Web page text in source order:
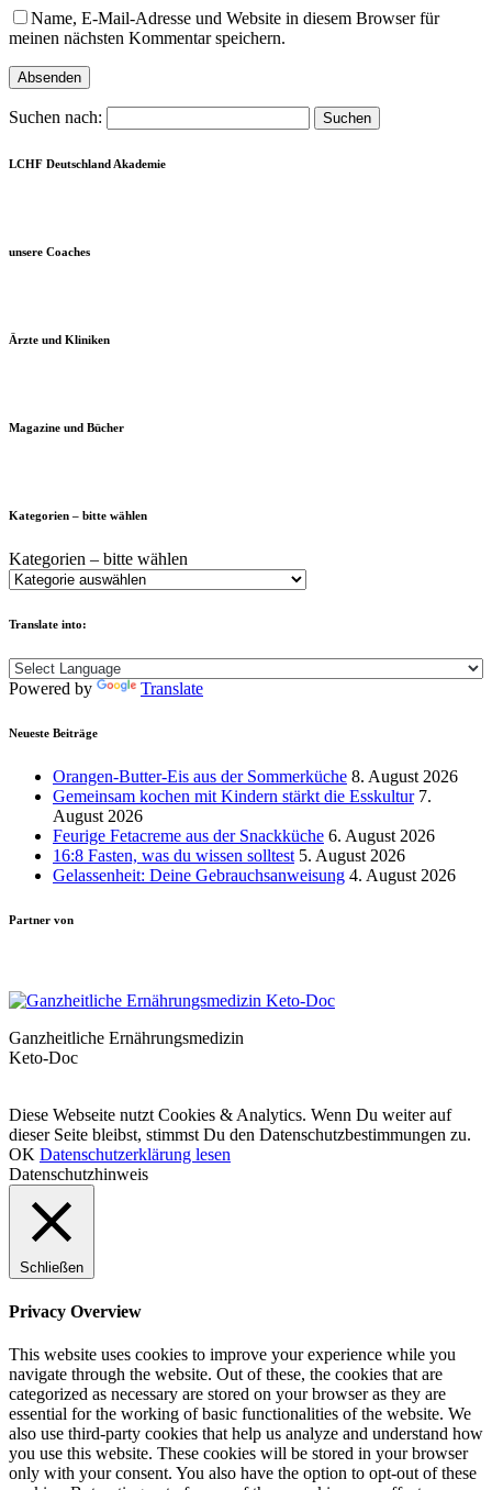
Name, E-Mail-Adresse und Website in diesem Browser für
meinen nächsten Kommentar speichern.
Suchen nach:
LCHF Deutschland Akademie
unsere Coaches
Ärzte und Kliniken
Magazine und Bücher
Kategorien – bitte wählen
Kategorien – bitte wählen
Translate into:
Powered by Translate
Neueste Beiträge
Orangen-Butter-Eis aus der Sommerküche 8. August 2026
Gemeinsam kochen mit Kindern stärkt die Esskultur 7.
August 2026
Feurige Fetacreme aus der Snackküche 6. August 2026
16:8 Fasten, was du wissen solltest 5. August 2026
Gelassenheit: Deine Gebrauchsanweisung 4. August 2026
Partner von
Ganzheitliche Ernährungsmedizin
Keto-Doc
Diese Webseite nutzt Cookies & Analytics. Wenn Du weiter auf
dieser Seite bleibst, stimmst Du den Datenschutzbestimmungen zu.
OK Datenschutzerklärung lesen
Datenschutzhinweis
Schließen
Privacy Overview
This website uses cookies to improve your experience while you
navigate through the website. Out of these, the cookies that are
categorized as necessary are stored on your browser as they are
essential for the working of basic functionalities of the website. We
also use third-party cookies that help us analyze and understand how
you use this website. These cookies will be stored in your browser
only with your consent. You also have the option to opt-out of these